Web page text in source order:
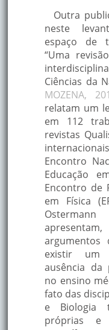
Outra
neste
espaço de
“Uma
Ciências da
MOZENA,
relatam um
em 112
revistas
Encontro
Educação
Encontro de
em Física
argumentos
existir um
ausência da
no ensino
fato das
e Biologia
próprias e